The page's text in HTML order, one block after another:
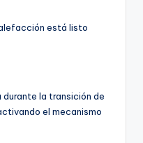
está listo
la transición de
el mecanismo